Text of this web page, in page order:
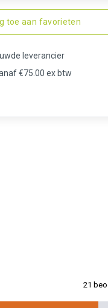
toe aan favorieten
leverancier
€75.00 ex btw